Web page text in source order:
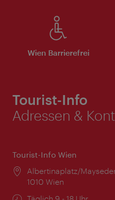
Wien Barrierefrei
Tourist-Info
Adressen &
Tourist-Info Wien
Ort:
Albertinaplatz/
1010 Wien